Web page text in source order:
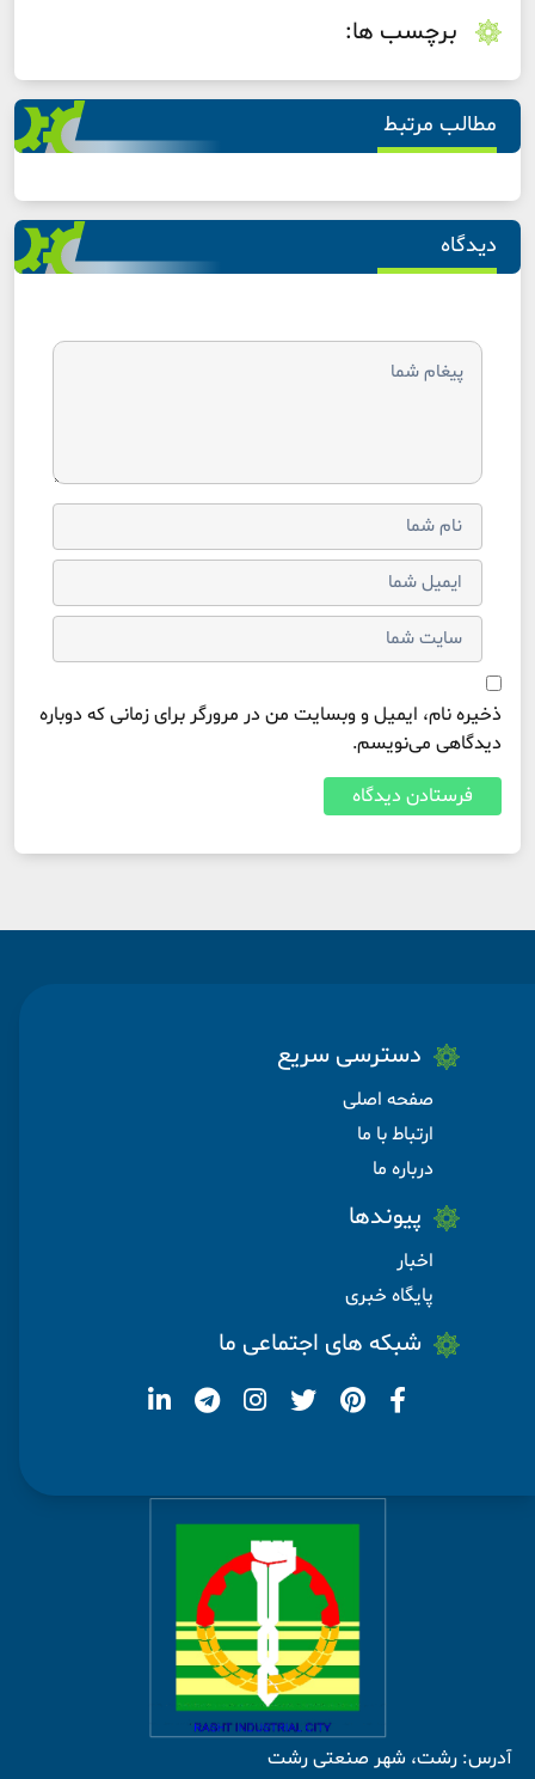
برچسب ها:
مطالب مرتبط
دیدگاه
ذخیره نام، ایمیل و وبسایت من در مرورگر برای زمانی که دوباره
دیدگاهی می‌نویسم.
دسترسی سریع
صفحه اصلی
ارتباط با ما
درباره ما
پیوندها
اخبار
پایگاه خبری
شبکه های اجتماعی ما
آدرس: رشت، شهر صنعتی رشت